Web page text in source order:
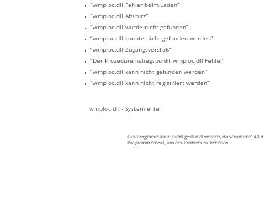
“wmploc.dll Fehler beim Laden”
“wmploc.dll Absturz”
“wmploc.dll wurde nicht gefunden”
“wmploc.dll konnte nicht gefunden werden”
“wmploc.dll Zugangsverstoß”
“Der Prozedureinstiegspunkt wmploc.dll Fehler”
“wmploc.dll kann nicht gefunden werden”
“wmploc.dll kann nicht registriert werden”
wmploc.dll - Systemfehler
Das Programm kann nicht gestartet werden, da
Programm emeut, um das Problem zu beheben.